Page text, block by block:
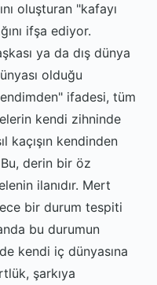
oluşturan "kafayı
ifşa ediyor.
ya da dış dünya
olduğu
ifadesi, tüm
kendi zihninde
kaçışın kendinden
derin bir öz
ilanıdır. Mert
bir durum tespiti
bu durumun
kendi iç dünyasına
şarkıya